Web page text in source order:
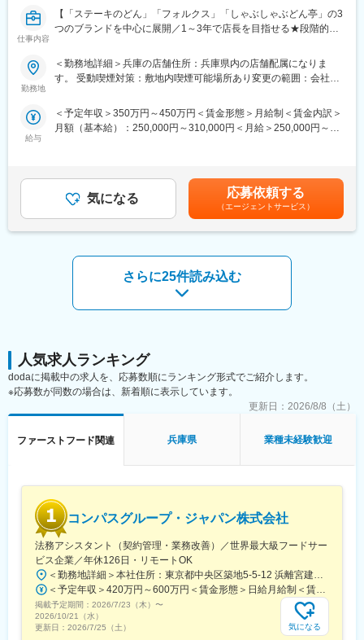
「基礎を学びながら、自分で考えて動ける力」を身につけたい方
を歓迎します。
昇格
その後は複数店舗管理や本部、海外展開も可能です。また、海外
おり、ポスト拡大中となり実力次第でチャンスが広がる環境もあ
ります。
■働き方：サービス残業なし（打刻管理をシステムで厳格運用）
／残業過多はアラートで管理（36協定遵守）／連休取得推奨
・将来的に店長・経営に携わりたい方
・チームで成果を出すことに興味がある方
変更の範囲：会社の定める業務
仕事内容
【「ステーキのどん」「フォルクス」「しゃぶしゃぶどん亭」の3
つのブランドを中心に展開／1～3年で店長を目指せる★段階的に
お客様からの「楽しかった、又くるよ！」の言葉をさらに増や
し、地域のみなさまにとってなくてはならない店舗づくりを目指
店長、エリアマネジャーとしてご活躍いただけることを期待して
おります。
（２）スタッフの採用／教育／マネジメント、及び働きやすい環
境の整備
（３）発注や売上などの数値管理、スタッフの勤怠管理など店舗
運営
（５）エリアマネジャー、営業部長、本社と協力しながら店作り
■入社後のキャリアについて：
後、店長育成カリキュラムをもとに、未経験者でも1～3年で店長
を目指していただけます！
【お任せする業務イメージ】
「トレーニー」担当業務：（１）
トレーニー：社員評価表とMDP（プログラム）終了
長承認）
それぞれ評価表があり、実務の中で常にご評価いただけます。申
請→試験などではないので、常日頃の業務をしっかりとご評価い
ただける環境です！
■「ステーキのどん」「しゃぶしゃぶどん亭」「フォルクス」の魅
力：
日本で最初に導入した「サラダバーシステム」や、レストランチ
ェーン初となる「ライスおかわり自由制度」など、お客様に心か
ら喜んでいただけるようなサービスを提供し続けています。
勤務地
＜勤務地詳細＞兵庫の店舗住所：兵庫県内の店舗配属になりま
す。 受動喫煙対策：敷地内喫煙可能場所あり変更の範囲：会社の
給与
＜予定年収＞350万円～450万円＜賃金形態＞月給制＜賃金内訳＞
月額（基本給）：250,000円～310,000円＜月給＞250,000円～
転勤コメント参照住宅手当・家族手当：福利厚生欄参照■モデル月
収：25歳／独身／大阪在住／店舗スタッフ：257,500円（住宅手
当含む） 賃金はあくまでも目安の金額であり、選考を通じて上下
する可能性があります。月給(月額)は固定手当を含めた表記です。
気になる 応募依頼する
（エージェントサービス）
さらに25件読み込む
人気求人ランキング
dodaに掲載中の求人を、応募数順にランキング形式でご紹介します。
※応募数が同数の場合は、新着順に表示しています。
更新日： 2026/8/8（土）
ファーストフード関連 兵庫県 業種未経験歓迎
コンパスグループ・ジャパン株式会社
法務アシスタント（契約管理・業務改善）／世界最大級フードサー
ビス企業／年休126日・リモートOK
掲載予定期間： 2026/7/23（木） 〜
2026/10/21（水）
更新日： 2026/7/25（土） 気になる